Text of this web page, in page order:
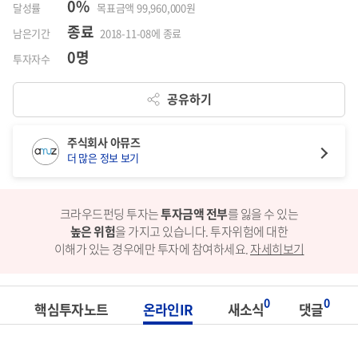
달성률 0% 목표금액 99,960,000원
남은기간
종료 2018-11-08에 종료
투자자수
0명
공유하기
크라우드펀딩 투자는투자금액 전부를 잃을 수 있는
높은 위험을 가지고 있습니다.투자위험에 대한
이해가 있는 경우에만 투자에 참여하세요.자세히보기
주식회사 아뮤즈
더 많은 정보 보기
핵심투자노트 온라인IR 새소식0 댓글0